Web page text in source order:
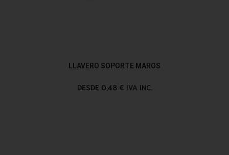
LLAVERO SOPORTE MAROS
DESDE 0,48 € IVA INC.